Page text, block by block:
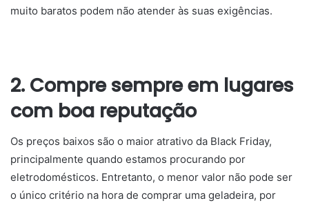
muito baratos podem não atender às suas exigências.
2. Compre sempre em lugares
com boa reputação
Os preços baixos são o maior atrativo da Black Friday,
principalmente quando estamos procurando por
eletrodomésticos. Entretanto, o menor valor não pode ser
o único critério na hora de comprar uma geladeira, por